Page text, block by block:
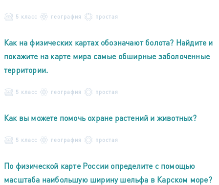
5 класс география простая
Как на физических картах обозначают болота? Найдите и
покажите на карте мира самые обширные заболоченные
территории.
5 класс география простая
Как вы можете помочь охране растений и животных?
5 класс география простая
По физической карте России определите с помощью
масштаба наибольшую ширину шельфа в Карском море?